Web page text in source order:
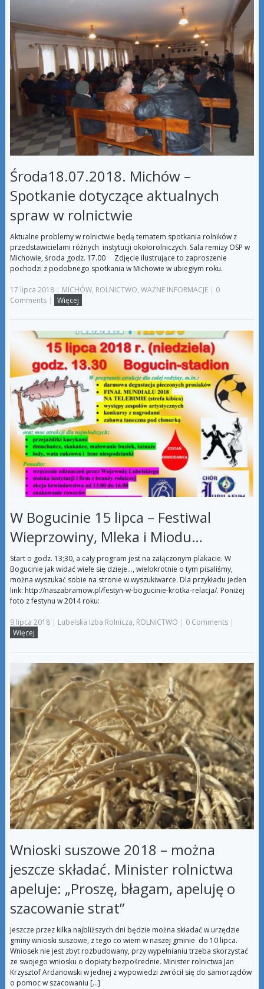
Środa18.07.2018. Michów –
Spotkanie dotyczące aktualnych
spraw w rolnictwie
Aktualne problemy w rolnictwie będą tematem spotkania rolników z
przedstawicielami różnych instytucji okołorolniczych. Sala remizy OSP w
Michowie, środa godz. 17.00 Zdjęcie ilustrujące to zaproszenie
pochodzi z podobnego spotkania w Michowie w ubiegłym roku.
17 lipca 2018| MICHÓW, ROLNICTWO, WAŻNE INFORMACJE | 0
Comments | Więcej
W Bogucinie 15 lipca – Festiwal
Wieprzowiny, Mleka i Miodu…
Start o godz. 13;30, a cały program jest na załączonym plakacie. W
Bogucinie jak widać wiele się dzieje…, wielokrotnie o tym pisaliśmy,
można wyszukać sobie na stronie w wyszukiwarce. Dla przykładu jeden
link: http://naszabramow.pl/festyn-w-bogucinie-krotka-relacja/. Poniżej
foto z festynu w 2014 roku:
9 lipca 2018| Lubelska Izba Rolnicza, ROLNICTWO | 0 Comments |
Więcej
Wnioski suszowe 2018 – można
jeszcze składać. Minister rolnictwa
apeluje: „Proszę, błagam, apeluję o
szacowanie strat”
Jeszcze przez kilka najbliższych dni będzie można składać w urzędzie
gminy wnioski suszowe, z tego co wiem w naszej gminie do 10 lipca.
Wniosek nie jest zbyt rozbudowany, przy wypełnianiu trzeba skorzystać
ze swojego wniosku o dopłaty bezpośrednie. Minister rolnictwa Jan
Krzysztof Ardanowski w jednej z wypowiedzi zwrócił się do samorządów
o pomoc w szacowaniu […]